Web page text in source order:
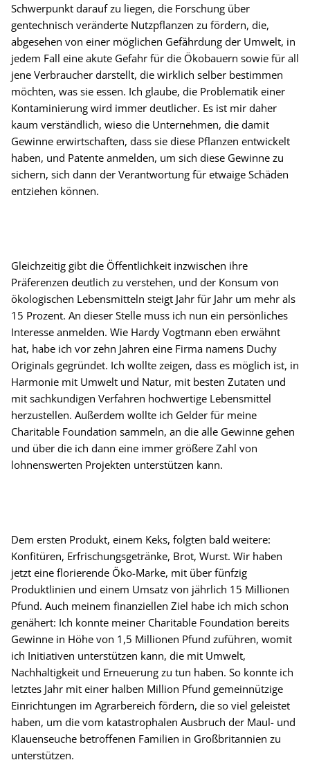
Schwerpunkt darauf zu liegen, die Forschung über
gentechnisch veränderte Nutzpflanzen zu fördern, die,
abgesehen von einer möglichen Gefährdung der Umwelt, in
jedem Fall eine akute Gefahr für die Ökobauern sowie für all
jene Verbraucher darstellt, die wirklich selber bestimmen
möchten, was sie essen. Ich glaube, die Problematik einer
Kontaminierung wird immer deutlicher. Es ist mir daher
kaum verständlich, wieso die Unternehmen, die damit
Gewinne erwirtschaften, dass sie diese Pflanzen entwickelt
haben, und Patente anmelden, um sich diese Gewinne zu
sichern, sich dann der Verantwortung für etwaige Schäden
entziehen können.
Gleichzeitig gibt die Öffentlichkeit inzwischen ihre
Präferenzen deutlich zu verstehen, und der Konsum von
ökologischen Lebensmitteln steigt Jahr für Jahr um mehr als
15 Prozent. An dieser Stelle muss ich nun ein persönliches
Interesse anmelden. Wie Hardy Vogtmann eben erwähnt
hat, habe ich vor zehn Jahren eine Firma namens Duchy
Originals gegründet. Ich wollte zeigen, dass es möglich ist, in
Harmonie mit Umwelt und Natur, mit besten Zutaten und
mit sachkundigen Verfahren hochwertige Lebensmittel
herzustellen. Außerdem wollte ich Gelder für meine
Charitable Foundation sammeln, an die alle Gewinne gehen
und über die ich dann eine immer größere Zahl von
lohnenswerten Projekten unterstützen kann.
Dem ersten Produkt, einem Keks, folgten bald weitere:
Konfitüren, Erfrischungsgetränke, Brot, Wurst. Wir haben
jetzt eine florierende Öko-Marke, mit über fünfzig
Produktlinien und einem Umsatz von jährlich 15 Millionen
Pfund. Auch meinem finanziellen Ziel habe ich mich schon
genähert: Ich konnte meiner Charitable Foundation bereits
Gewinne in Höhe von 1,5 Millionen Pfund zuführen, womit
ich Initiativen unterstützen kann, die mit Umwelt,
Nachhaltigkeit und Erneuerung zu tun haben. So konnte ich
letztes Jahr mit einer halben Million Pfund gemeinnützige
Einrichtungen im Agrarbereich fördern, die so viel geleistet
haben, um die vom katastrophalen Ausbruch der Maul- und
Klauenseuche betroffenen Familien in Großbritannien zu
unterstützen.